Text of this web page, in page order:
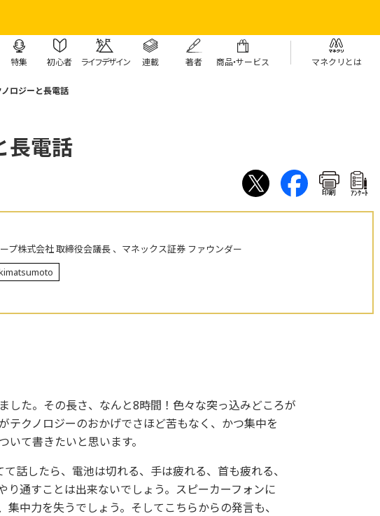
特集 初心者 ライフデザイン 連載 著者 商品・サービス マネクリとは
ノロジーと長電話
長電話
印刷 ｱﾝｹｰﾄ
プ株式会社 取締役会議長 、マネックス証券 ファウンダー
した。その長さ、なんと8時間！色々な突っ込みどころが
テクノロジーのおかげでさほど苦もなく、かつ集中を
て書きたいと思います。
話したら、電池は切れる、手は疲れる、首も疲れる、
り通すことは出来ないでしょう。スピーカーフォンに
集中力を失うでしょう。そしてこちらからの発言も、